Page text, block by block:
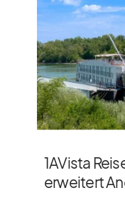
1AVista
erweitert